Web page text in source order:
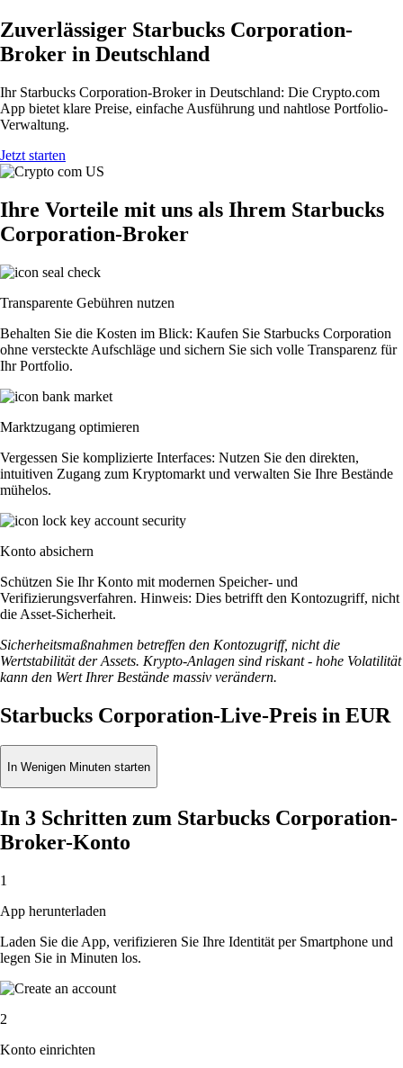
Zuverlässiger Starbucks Corporation-
Broker in Deutschland
Ihr Starbucks Corporation-Broker in Deutschland: Die Crypto.com
App bietet klare Preise, einfache Ausführung und nahtlose Portfolio-
Verwaltung.
Jetzt starten
Ihre Vorteile mit uns als Ihrem Starbucks
Corporation-Broker
Transparente Gebühren nutzen
Behalten Sie die Kosten im Blick: Kaufen Sie Starbucks Corporation
ohne versteckte Aufschläge und sichern Sie sich volle Transparenz für
Ihr Portfolio.
Marktzugang optimieren
Vergessen Sie komplizierte Interfaces: Nutzen Sie den direkten,
intuitiven Zugang zum Kryptomarkt und verwalten Sie Ihre Bestände
mühelos.
Konto absichern
Schützen Sie Ihr Konto mit modernen Speicher- und
Verifizierungsverfahren. Hinweis: Dies betrifft den Kontozugriff, nicht
die Asset-Sicherheit.
Sicherheitsmaßnahmen betreffen den Kontozugriff, nicht die
Wertstabilität der Assets. Krypto-Anlagen sind riskant - hohe Volatilität
kann den Wert Ihrer Bestände massiv verändern.
Starbucks Corporation-Live-Preis in EUR
In Wenigen Minuten starten
In 3 Schritten zum Starbucks Corporation-
Broker-Konto
1
App herunterladen
Laden Sie die App, verifizieren Sie Ihre Identität per Smartphone und
legen Sie in Minuten los.
2
Konto einrichten